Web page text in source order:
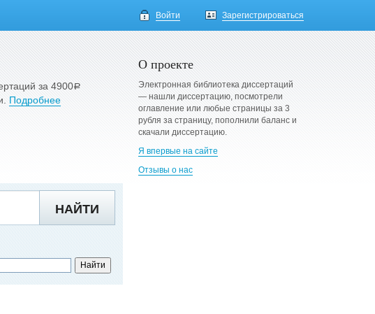
Войти Зарегистрироваться
за 4900a
Подробнее
О проекте
Электронная библиотека диссертаций
— нашли диссертацию, посмотрели
оглавление или любые страницы за 3
рубля за страницу, пополнили баланс и
скачали диссертацию.
Я впервые на сайте
Отзывы о нас
НАЙТИ